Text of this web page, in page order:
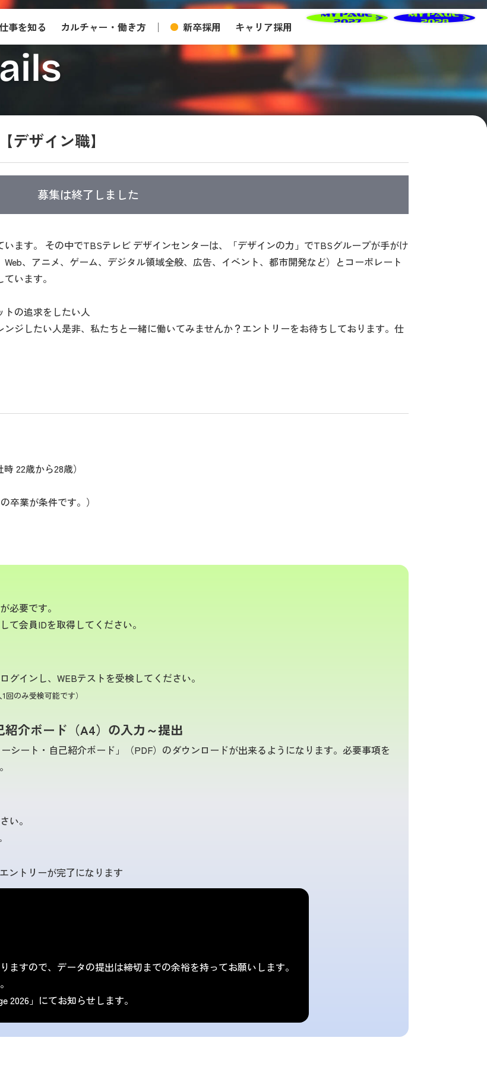
事を知る カルチャー・働き方 新卒採用 キャリア採用
デザイン職】
募集は終了しました
ます。 その中でTBSテレビ デザインセンターは、「デザインの力」でTBSグループが手がけ
、アニメ、ゲーム、デジタル領域全般、広告、イベント、都市開発など）とコーポレート
います。
トの追求をしたい人
ジしたい人是非、私たちと一緒に働いてみませんか？エントリーをお待ちしております。仕
22歳から28歳）
卒業が条件です。）
必要です。
て会員IDを取得してください。
グインし、WEBテストを受検してください。
のみ受検可能です）
介ボード（A4）の入力～提出
シート・自己紹介ボード」（PDF）のダウンロードが出来るようになります。必要事項を
い。
ントリーが完了になります
すので、データの提出は締切までの余裕を持ってお願いします。
」にてお知らせします。